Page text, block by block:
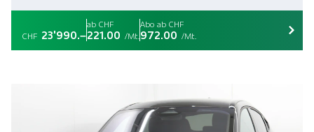
CHF 23'990.–
ab CHF
221.00 /Mt.
Abo ab CHF
972.00 /Mt.